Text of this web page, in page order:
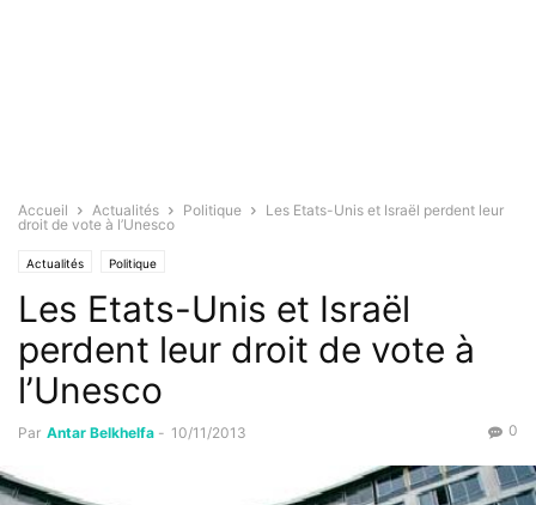
Accueil Actualités Politique
Les Etats-Unis et Israël perdent leur
droit de vote à l’Unesco
Actualités Politique
Les Etats-Unis et Israël
perdent leur droit de vote à
l’Unesco
Par Antar Belkhelfa - 10/11/2013 0